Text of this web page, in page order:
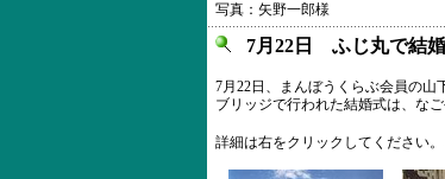
写真：矢野一郎様
7月22日 ふじ丸で結
7月22日、まんぼうくらぶ会員の山
ブリッジで行われた結婚式は、な
詳細は右をクリックしてくださ